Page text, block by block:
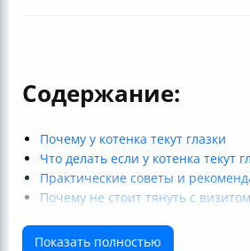
Содержание:
Почему у котенка текут глазки
Что делать если у котенка текут
Практические советы и
Почему не стоит тянуть с
Показать полностью